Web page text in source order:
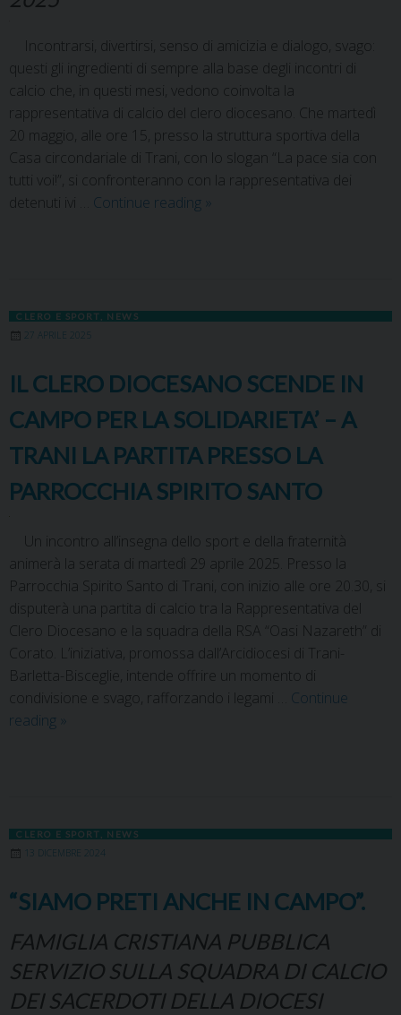
Incontrarsi, divertirsi, senso di amicizia e dialogo, svago:
questi gli ingredienti di sempre alla base degli incontri di
calcio che, in questi mesi, vedono coinvolta la
rappresentativa di calcio del clero diocesano. Che martedì
20 maggio, alle ore 15, presso la struttura sportiva della
Casa circondariale di Trani, con lo slogan “La pace sia con
tutti voi!”, si confronteranno con la rappresentativa dei
detenuti ivi … Continue reading »
CLERO E SPORT NEWS
27 APRILE 2025
IL CLERO DIOCESANO SCENDE IN
CAMPO PER LA SOLIDARIETA’ – A
TRANI LA PARTITA PRESSO LA
PARROCCHIA SPIRITO SANTO
Un incontro all’insegna dello sport e della fraternità
animerà la serata di martedì 29 aprile 2025. Presso la
Parrocchia Spirito Santo di Trani, con inizio alle ore 20.30, si
disputerà una partita di calcio tra la Rappresentativa del
Clero Diocesano e la squadra della RSA “Oasi Nazareth” di
Corato. L’iniziativa, promossa dall’Arcidiocesi di Trani-
Barletta-Bisceglie, intende offrire un momento di
condivisione e svago, rafforzando i legami … Continue
reading »
CLERO E SPORT NEWS
13 DICEMBRE 2024
“SIAMO PRETI ANCHE IN CAMPO”.
FAMIGLIA CRISTIANA PUBBLICA
SERVIZIO SULLA SQUADRA DI CALCIO
DEI SACERDOTI DELLA DIOCESI